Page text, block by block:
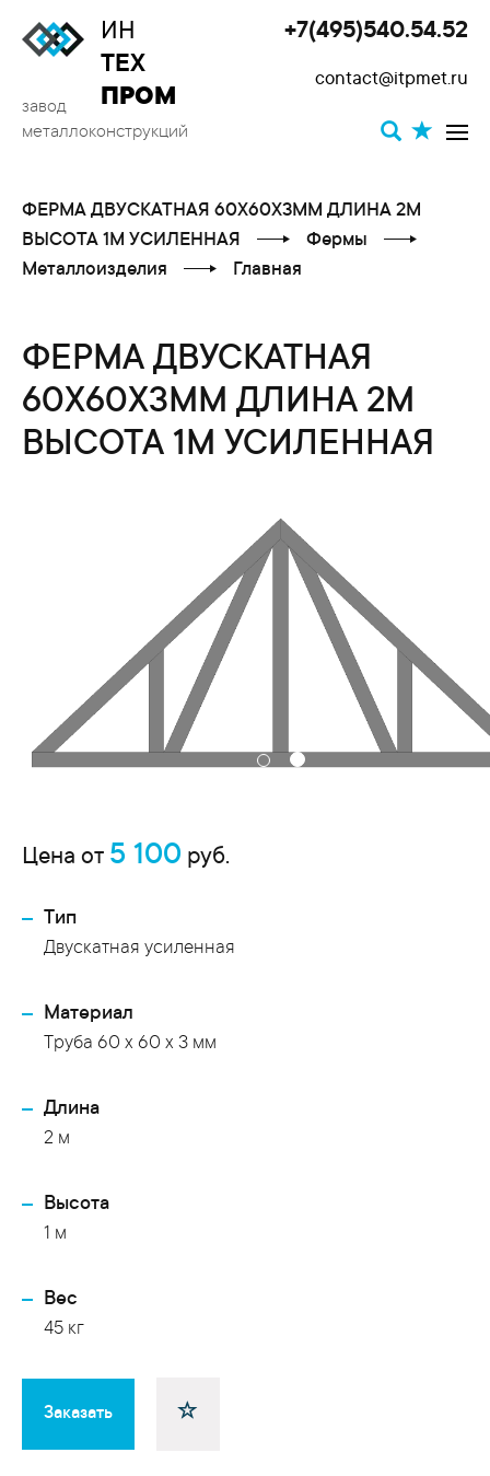
ИН
ТЕХ
ПРОМ
завод
металлоконструкций
+7(495)540.54.52
contact@itpmet.ru
ФЕРМА ДВУСКАТНАЯ 60X60X3ММ ДЛИНА 2М
ВЫСОТА 1М УСИЛЕННАЯ
Фермы
Металлоизделия
Главная
ФЕРМА ДВУСКАТНАЯ
60X60X3ММ ДЛИНА 2М
ВЫСОТА 1М УСИЛЕННАЯ
Цена от 5 100 руб.
Тип
Двускатная усиленная
Материал
Труба 60 x 60 x 3 мм
Длина
2 м
Высота
1 м
Вес
45 кг
Заказать